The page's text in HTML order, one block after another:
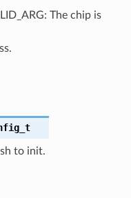
The chip is
to init.